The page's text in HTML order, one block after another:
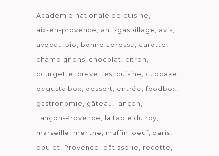
Académie nationale de cuisine
aix-en-provence
anti-gaspillage
avis
avocat
bio bonne adresse
carotte
champignons
chocolat
citron
courgette
crevettes cuisine
cupcake
degusta box
dessert entrée
foodbox
gastronomie
gâteau
lançon
Lançon-Provence
la table du roy
marseille
menthe muffin oeuf paris
poulet
Provence pâtisserie
recette